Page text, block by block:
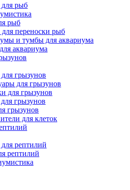
рыб
рыб
переноски рыб
и тумбы для аквариума
аквариума
грызунов
для грызунов
для грызунов
грызунов
грызунов
для клеток
рептилий
рептилий